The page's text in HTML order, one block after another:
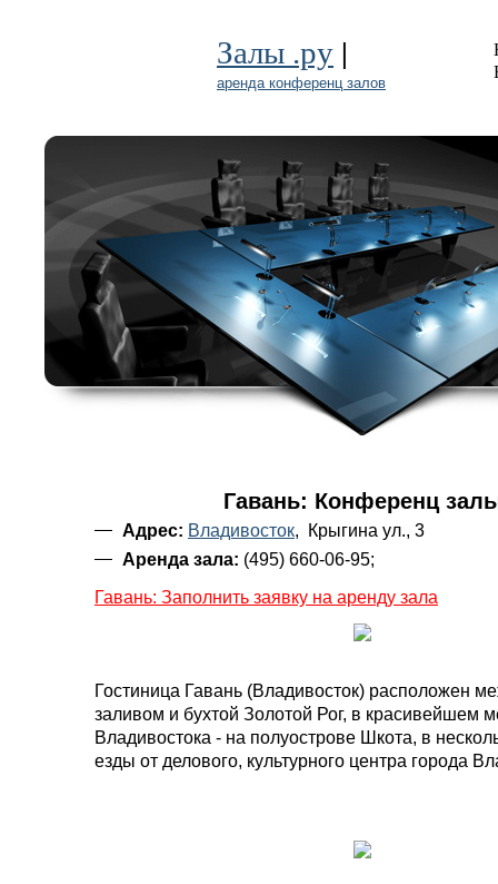
Залы .ру |
аренда конференц залов
Гавань: Конференц
Адрес: Владивосток, Крыгина ул., 3
Аренда зала: (495) 660-06-95;
Гавань: Заполнить заявку на аренду зала
Гостиница Гавань (Владивосток) расположен
заливом и бухтой Золотой Рог, в красивейшем
Владивостока - на полуострове Шкота, в
езды от делового, культурного центра города